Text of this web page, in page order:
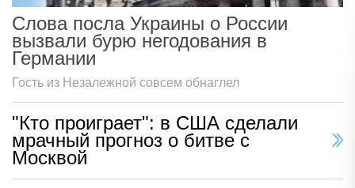
Слова посла Украины о России
вызвали бурю негодования в
Германии
Гость из Незалежной совсем обнаглел
"Кто проиграет": в США сделали
мрачный прогноз о битве с
Москвой